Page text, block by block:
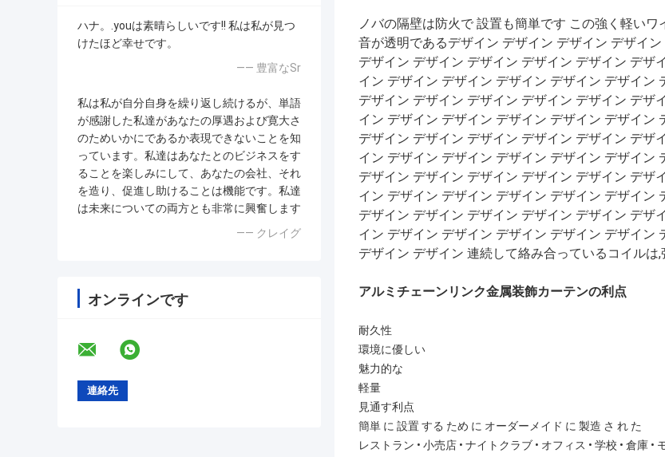
ハナ。.youは素晴らしいです!! 私は私が見つ
けたほど幸せです。
—— 豊富なSr
私は私が自分自身を繰り返し続けるが、単語
が感謝した私達があなたの厚遇および寛大さ
のためいかにであるか表現できないことを知
っています。私達はあなたとのビジネスをす
ることを楽しみにして、あなたの会社、それ
を造り、促進し助けることは機能です。私達
は未来についての両方とも非常に興奮します
—— クレイグ
オンラインです
ノバの隔壁は防火で 設置も簡単です この強く軽い
音が透明であるデザイン デザイン デザイン デザイ
デザイン デザイン デザイン デザイン デザイン デ
イン デザイン デザイン デザイン デザイン デザイ
デザイン デザイン デザイン デザイン デザイン デ
イン デザイン デザイン デザイン デザイン デザイ
デザイン デザイン デザイン デザイン デザイン デ
イン デザイン デザイン デザイン デザイン デザイ
デザイン デザイン デザイン デザイン デザイン デ
イン デザイン デザイン デザイン デザイン デザイ
デザイン デザイン デザイン デザイン デザイン デ
イン デザイン デザイン デザイン デザイン デザイ
デザイン デザイン 連続して絡み合っているコイル
アルミチェーンリンク金属装飾カーテンの利点
耐久性
環境に優しい
魅力的な
軽量
見通す利点
簡単 に 設置 する ため に オーダーメイド に 製造 さ れ た
レストラン • 小売店 • ナイトクラブ • オフィス • 学校 • 倉庫 •